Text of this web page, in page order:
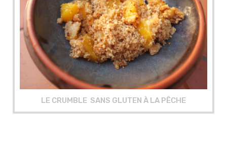
LE CRUMBLE SANS GLUTEN À LA PÊCHE